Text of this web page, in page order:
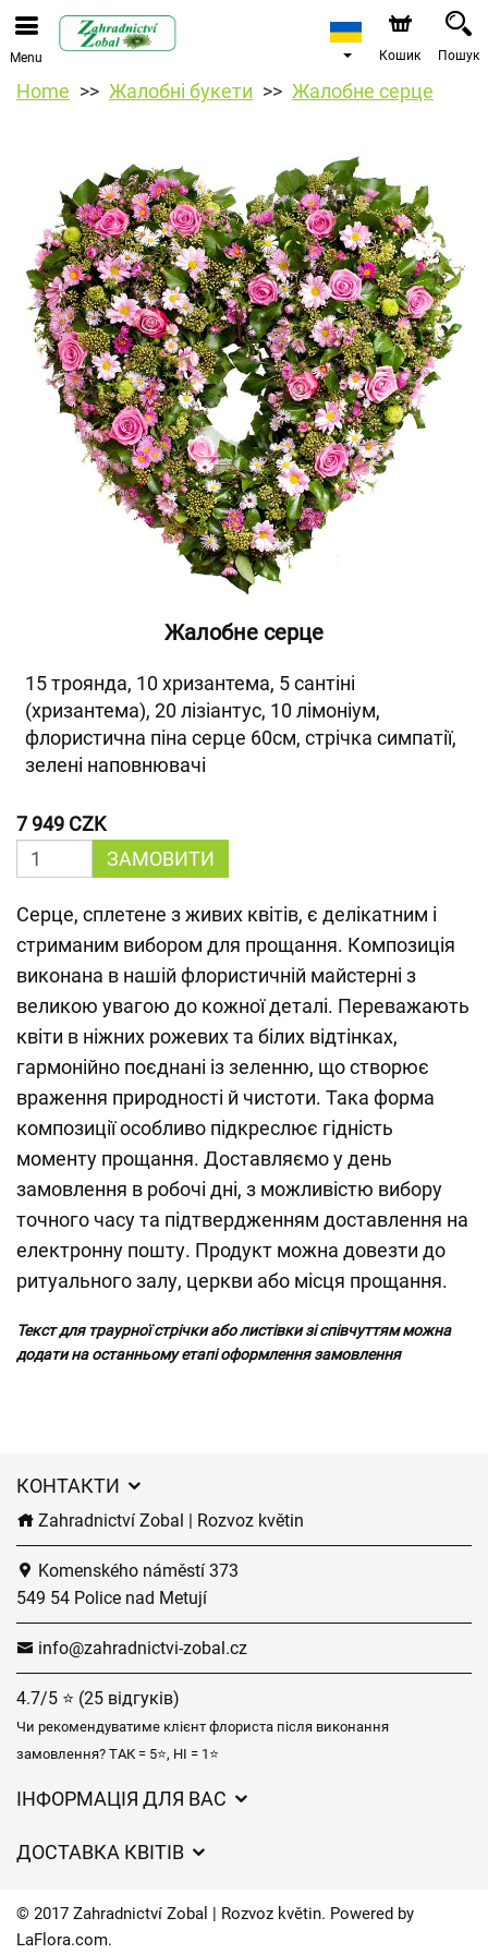
Menu Кошик Пошук
Home Жалобні букети Жалобне серце
Жалобне серце
15 троянда, 10 хризантема, 5 сантіні
(хризантема), 20 лізіантус, 10 лімоніум,
флористична піна серце 60см, стрічка симпатії,
зелені наповнювачі
7 949 CZK
ЗАМОВИТИ
Серце, сплетене з живих квітів, є делікатним і
стриманим вибором для прощання. Композиція
виконана в нашій флористичній майстерні з
великою увагою до кожної деталі. Переважають
квіти в ніжних рожевих та білих відтінках,
гармонійно поєднані із зеленню, що створює
враження природності й чистоти. Така форма
композиції особливо підкреслює гідність
моменту прощання. Доставляємо у день
замовлення в робочі дні, з можливістю вибору
точного часу та підтвердженням доставлення на
електронну пошту. Продукт можна довезти до
ритуального залу, церкви або місця прощання.
Текст для траурної стрічки або листівки зі співчуттям можна
додати на останньому етапі оформлення замовлення
КОНТАКТИ
Zahradnictví Zobal | Rozvoz květin
Komenského náměstí 373
549 54 Police nad Metují
info@zahradnictvi-zobal.cz
4.7/5 ⭐ (25 відгуків)
Чи рекомендуватиме клієнт флориста після виконання
замовлення? ТАК = 5⭐, НІ = 1⭐
ІНФОРМАЦІЯ ДЛЯ ВАС
Захист персональних даних
Час доставки квітів – огляд можливостей
ДОСТАВКА КВІТІВ
Куди ми доставляємо квіти
© 2017 Zahradnictví Zobal | Rozvoz květin. Powered by
LaFlora.com.